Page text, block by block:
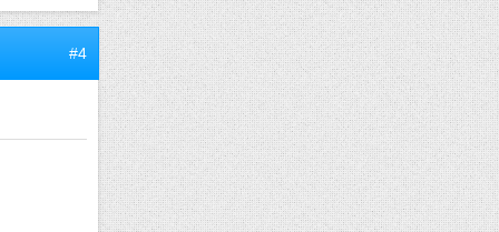
#4